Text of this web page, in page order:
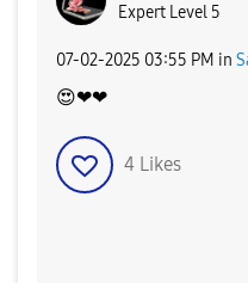
Expert Level 5
‎07-02-2025 03:55 PM in
😍❤❤
4 Likes